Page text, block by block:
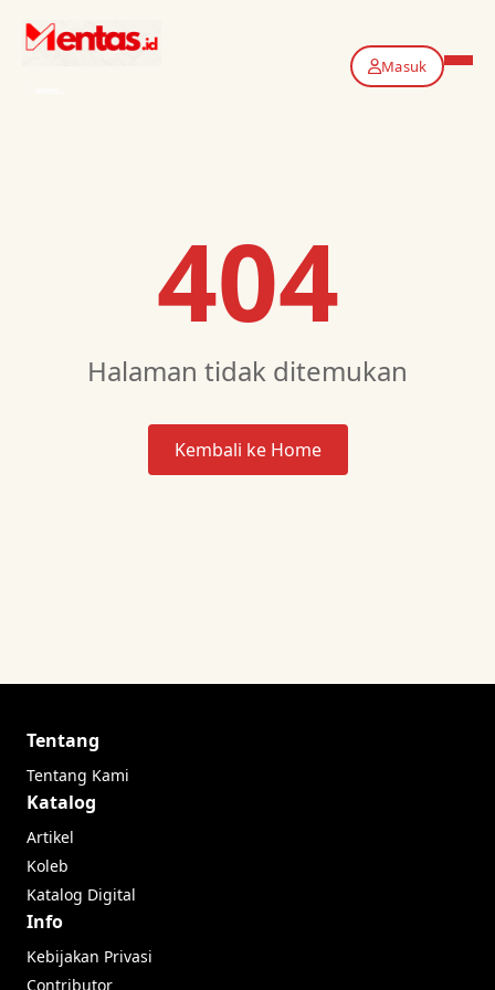
Masuk
404
Halaman tidak ditemukan
Kembali ke Home
Tentang
Tentang Kami
Katalog
Artikel
Koleb
Katalog Digital
Info
Kebijakan Privasi
Contributor